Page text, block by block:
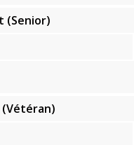
(Senior)
(Vétéran)